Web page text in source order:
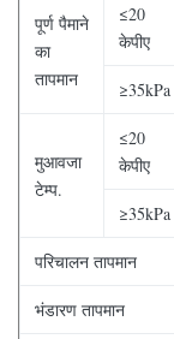
पूर्ण पैमाने
का
तापमान
≤20
केपीए
≥35kPa
मुआवजा
टेम्प.
≤20
केपीए
≥35kPa
परिचालन तापमान
भंडारण तापमान